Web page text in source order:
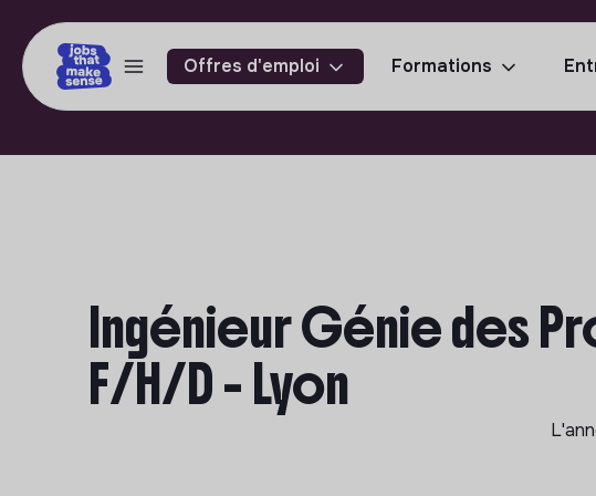
Offres d'emploi Formations
Ingénieur Génie des
F/H/D - Lyon